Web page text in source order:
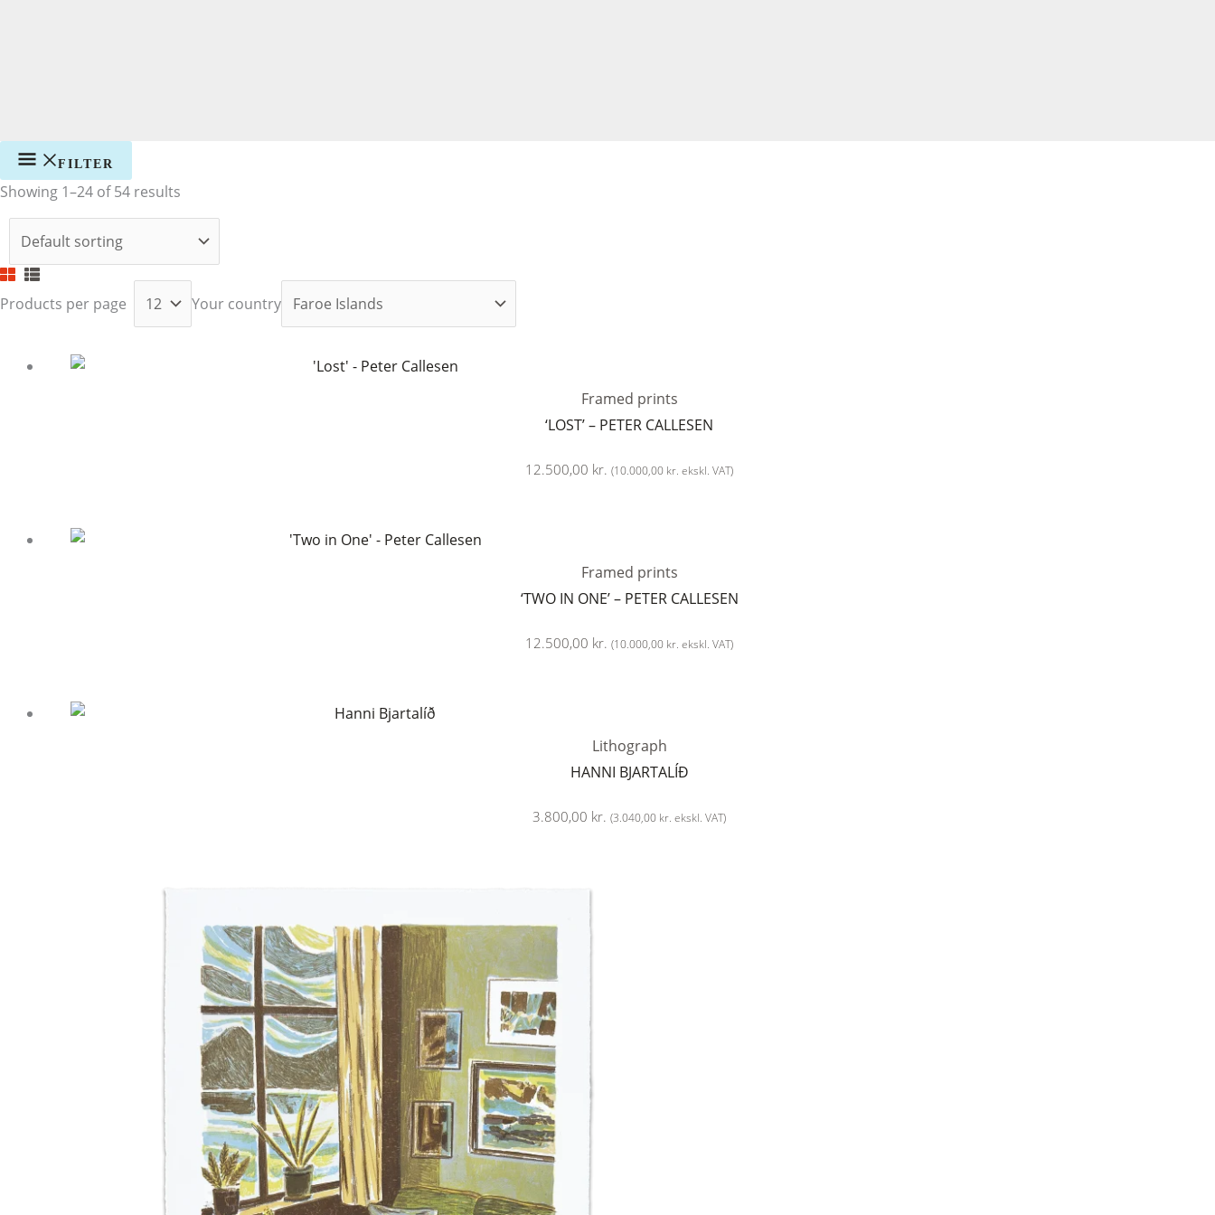
FILTER
Showing 1–24 of 54 results
Products per page Your country
Framed prints
‘LOST’ – PETER CALLESEN
12.500,00 kr. (10.000,00 kr. ekskl. VAT)
Framed prints
‘TWO IN ONE’ – PETER CALLESEN
12.500,00 kr. (10.000,00 kr. ekskl. VAT)
Lithograph
HANNI BJARTALÍÐ
3.800,00 kr. (3.040,00 kr. ekskl. VAT)